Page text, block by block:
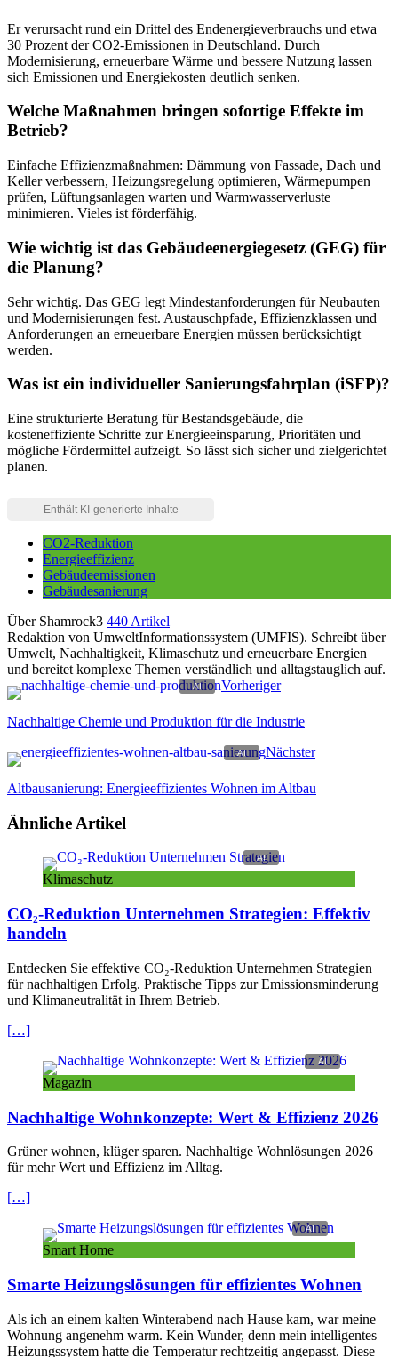
Er verursacht rund ein Drittel des Endenergieverbrauchs und etwa
30 Prozent der CO2-Emissionen in Deutschland. Durch
Modernisierung, erneuerbare Wärme und bessere Nutzung lassen
sich Emissionen und Energiekosten deutlich senken.
Welche Maßnahmen bringen sofortige Effekte im
Betrieb?
Einfache Effizienzmaßnahmen: Dämmung von Fassade, Dach und
Keller verbessern, Heizungsregelung optimieren, Wärmepumpen
prüfen, Lüftungsanlagen warten und Warmwasserverluste
minimieren. Vieles ist förderfähig.
Wie wichtig ist das Gebäudeenergiegesetz (GEG) für
die Planung?
Sehr wichtig. Das GEG legt Mindestanforderungen für Neubauten
und Modernisierungen fest. Austauschpfade, Effizienzklassen und
Anforderungen an erneuerbare Energien müssen berücksichtigt
werden.
Was ist ein individueller Sanierungsfahrplan (iSFP)?
Eine strukturierte Beratung für Bestandsgebäude, die
kosteneffiziente Schritte zur Energieeinsparung, Prioritäten und
mögliche Fördermittel aufzeigt. So lässt sich sicher und zielgerichtet
planen.
CO2-Reduktion
Energieeffizienz
Gebäudeemissionen
Gebäudesanierung
Über Shamrock3 440 Artikel
Redaktion von UmweltInformationssystem (UMFIS). Schreibt über
Umwelt, Nachhaltigkeit, Klimaschutz und erneuerbare Energien
und bereitet komplexe Themen verständlich und alltagstauglich auf.
Vorheriger
Nachhaltige Chemie und Produktion für die Industrie
Nächster
Altbausanierung: Energieeffizientes Wohnen im Altbau
Ähnliche Artikel
Klimaschutz
CO₂-Reduktion Unternehmen Strategien: Effektiv
handeln
Entdecken Sie effektive CO₂-Reduktion Unternehmen Strategien
für nachhaltigen Erfolg. Praktische Tipps zur Emissionsminderung
und Klimaneutralität in Ihrem Betrieb.
[…]
Magazin
Nachhaltige Wohnkonzepte: Wert & Effizienz 2026
Grüner wohnen, klüger sparen. Nachhaltige Wohnlösungen 2026
für mehr Wert und Effizienz im Alltag.
[…]
Smart Home
Smarte Heizungslösungen für effizientes Wohnen
Als ich an einem kalten Winterabend nach Hause kam, war meine
Wohnung angenehm warm. Kein Wunder, denn mein intelligentes
Heizungssystem hatte die Temperatur rechtzeitig angepasst. Diese